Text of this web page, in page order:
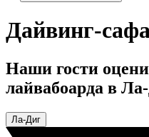
Дайвинг-
Наши гости
лайвабоарда в
Ла-Диг